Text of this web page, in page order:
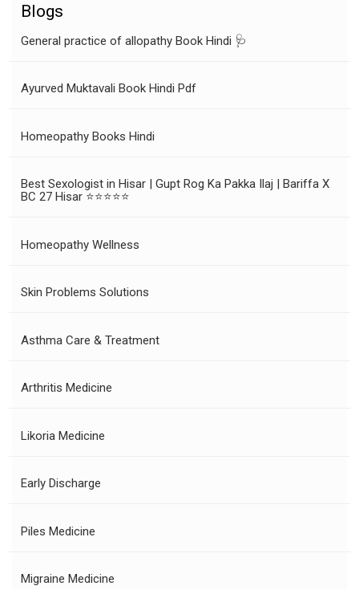
Blogs
General practice of allopathy Book Hindi 🩺
Ayurved Muktavali Book Hindi Pdf
Homeopathy Books Hindi
Best Sexologist in Hisar | Gupt Rog Ka Pakka Ilaj | Bariffa X
BC 27 Hisar ⭐⭐⭐⭐⭐
Homeopathy Wellness
Skin Problems Solutions
Asthma Care & Treatment
Arthritis Medicine
Likoria Medicine
Early Discharge
Piles Medicine
Migraine Medicine